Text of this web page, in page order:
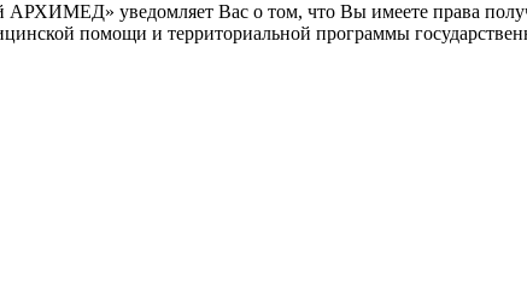
уведомляет Вас о том, что Вы имеете права
помощи и территориальной программы